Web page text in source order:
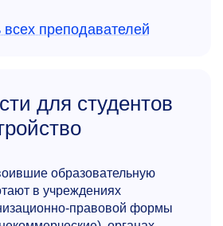
промышленного
практик
всех преподавателей
для студентов
образовательную
в учреждениях
правовой формы